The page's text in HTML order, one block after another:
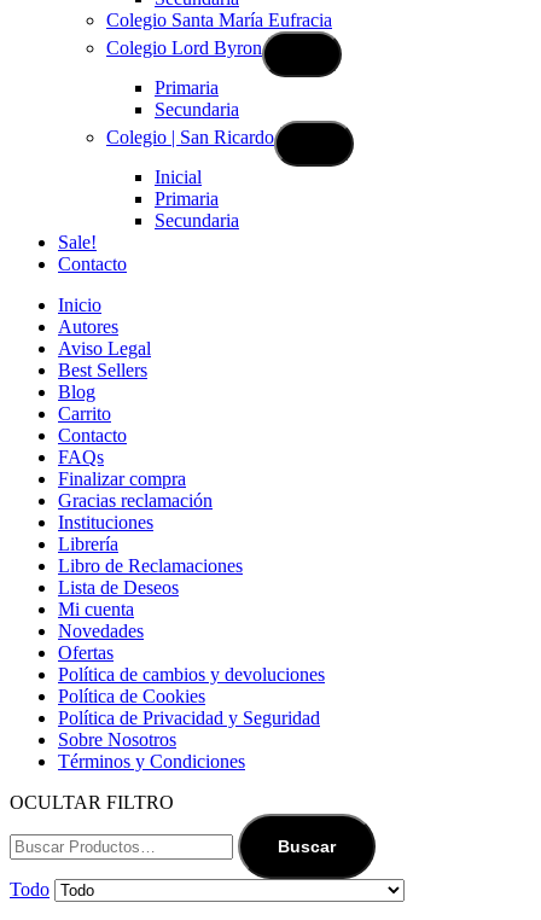
Colegio Santa María Eufracia
Colegio Lord Byron
Primaria
Secundaria
Colegio | San Ricardo
Inicial
Primaria
Secundaria
Sale!
Contacto
Inicio
Autores
Aviso Legal
Best Sellers
Blog
Carrito
Contacto
FAQs
Finalizar compra
Gracias reclamación
Instituciones
Librería
Libro de Reclamaciones
Lista de Deseos
Mi cuenta
Novedades
Ofertas
Política de cambios y devoluciones
Política de Cookies
Política de Privacidad y Seguridad
Sobre Nosotros
Términos y Condiciones
OCULTAR FILTRO
Buscar
Todo